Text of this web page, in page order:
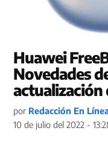
Huawei
Novedades
actualización
por Redacción En
10 de julio del 2022 -